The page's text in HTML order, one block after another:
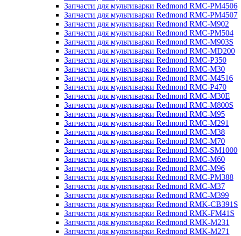
Запчасти для мультиварки Redmond RMC-PM4506
Запчасти для мультиварки Redmond RMC-PM4507
Запчасти для мультиварки Redmond RMC-M902
Запчасти для мультиварки Redmond RMC-PM504
Запчасти для мультиварки Redmond RMC-M903S
Запчасти для мультиварки Redmond RMC-MD200
Запчасти для мультиварки Redmond RMC-P350
Запчасти для мультиварки Redmond RMC-M30
Запчасти для мультиварки Redmond RMC-M4516
Запчасти для мультиварки Redmond RMC-P470
Запчасти для мультиварки Redmond RMC-M30E
Запчасти для мультиварки Redmond RMC-M800S
Запчасти для мультиварки Redmond RMC-M95
Запчасти для мультиварки Redmond RMC-M291
Запчасти для мультиварки Redmond RMC-M38
Запчасти для мультиварки Redmond RMC-M70
Запчасти для мультиварки Redmond RMC-SM1000
Запчасти для мультиварки Redmond RMC-M60
Запчасти для мультиварки Redmond RMC-M96
Запчасти для мультиварки Redmond RMC-PM388
Запчасти для мультиварки Redmond RMC-M37
Запчасти для мультиварки Redmond RMC-M399
Запчасти для мультиварки Redmond RMK-CB391S
Запчасти для мультиварки Redmond RMK-FM41S
Запчасти для мультиварки Redmond RMK-M231
Запчасти для мультиварки Redmond RMK-M271